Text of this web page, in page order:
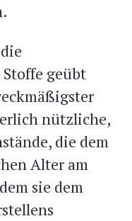
geübt
nützliche,
die dem
Alter am
sie dem